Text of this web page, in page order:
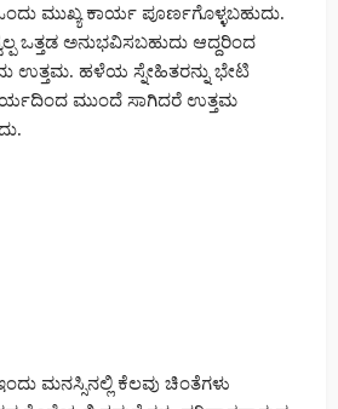
ಮುಖ್ಯ ಕಾರ್ಯ ಪೂರ್ಣಗೊಳ್ಳಬಹುದು.
ಒತ್ತಡ ಅನುಭವಿಸಬಹುದು ಆದ್ದರಿಂದ
ಉತ್ತಮ. ಹಳೆಯ ಸ್ನೇಹಿತರನ್ನು ಭೇಟಿ
ಮುಂದೆ ಸಾಗಿದರೆ ಉತ್ತಮ
ಮನಸ್ಸಿನಲ್ಲಿ ಕೆಲವು ಚಿಂತೆಗಳು